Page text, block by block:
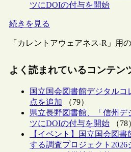
ツにDOIの付与を開始
続きを見る
「カレントアウェアネス-R」用の
よく読まれているコンテン
国立国会図書館デジタル
点を追加 （79）
県立長野図書館、「信州
ツにDOIの付与を開始 （78
【イベント】国立国会図
する調査プロジェクト